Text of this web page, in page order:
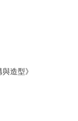
造型》